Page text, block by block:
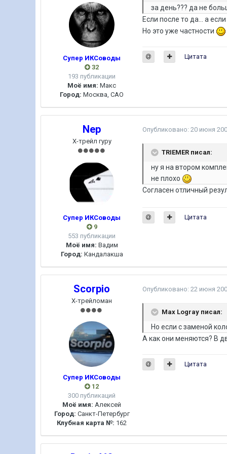
Супер ИКСоводы
32
193 публикации
Моё имя: Макс
Город: Москва, САО
за день??? да не
Если после то да... а
Но это уже частности
Цитата
Nep
Х-трейл гуру
Супер ИКСоводы
9
553 публикации
Моё имя: Вадим
Город: Кандалакша
Опубликовано: 20 июня
TRIEMER писал:
ну я на втором
не плохо
Согласен отличный
Цитата
Scorpio
Х-трейломан
Супер ИКСоводы
12
300 публикаций
Моё имя: Алексей
Город: Санкт-Петербург
Клубная карта №: 162
Опубликовано: 22 июня
Max Logray писал:
Но если с заменой
А как они меняются? В
Цитата